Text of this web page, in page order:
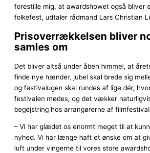
forestille mig, at awardshowet også bliver
folkefest, udtaler rådmand Lars Christian
Prisoverrækkelsen bliver
samles om
Det bliver altså under åben himmel, at
finde nye hænder, jubel skal brede sig
og festivalugen skal rundes af lige dér,
festivalen mødes, og det vækker
begejstring hos arrangørerne af
– Vi har glædet os enormt meget til at
nyhed. Vi har længe haft et ønske om at
luft under vingerne til vores store